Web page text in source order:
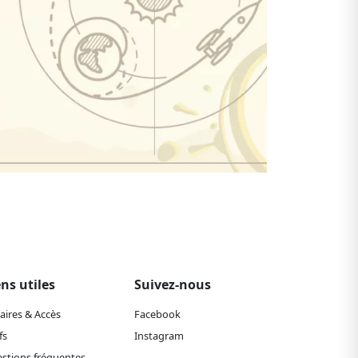
utiles
& Accès
Suivez-nous
Facebook
Instagram